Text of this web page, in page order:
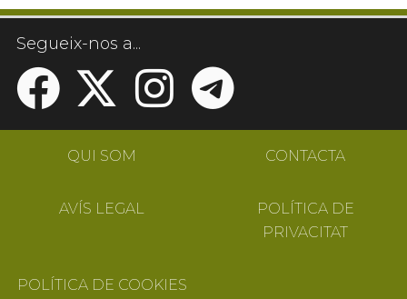
Segueix-nos a...
QUI SOM CONTACTA
AVÍS LEGAL
POLÍTICA DE
PRIVACITAT
POLÍTICA DE COOKIES